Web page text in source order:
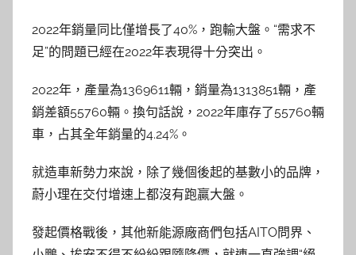
2022年銷量同比僅增長了40%，跑輸大盤。“需求不
足”的問題已經在2022年表現得十分突出。
2022年，產量為1369611輛，銷量為1313851輛，產
銷差額55760輛。換句話說，2022年庫存了55760輛
車，占其全年銷量的4.24%。
就造車新勢力來說，除了幾個後起的基數小的品牌，
蔚小理在交付增速上都沒有跑贏大盤。
發起價格戰後，其他新能源廠商們包括AITO問界、